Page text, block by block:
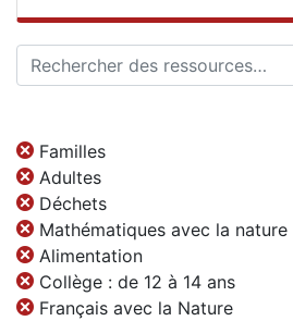
Familles
Adultes
Déchets
Mathématiques avec la nature
Alimentation
Collège : de 12 à 14 ans
Français avec la Nature